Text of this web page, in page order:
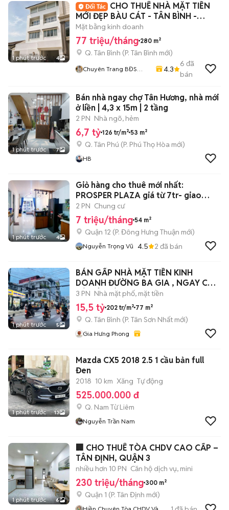
1 phút trước 4
CHO THUÊ NHÀ MẶT TIỀN
MỚI ĐẸP BÀU CÁT - TÂN BÌNH -
14X20M - 77 TRIỆU
Mặt bằng kinh doanh
77 triệu/tháng 280 m²
Q. Tân Bình (P. Tân Bình mới)
Chuyên Trang BĐS
4.3
6 đã
bán
1 phút trước 7
Bán nhà ngay chợ Tân Hương, nhà mới
ở liền | 4,3 x 15m | 2 tầng
2 PN Nhà ngõ, hẻm
6,7 tỷ 126 tr/m² 53 m²
Q. Tân Phú (P. Phú Thọ Hòa mới)
HB
1 phút trước 4
Giỏ hàng cho thuê mới nhất:
PROSPER PLAZA giá từ 7tr- giao
ngay
2 PN Chung cư
7 triệu/tháng 54 m²
Quận 12 (P. Đông Hưng Thuận mới)
Nguyễn Trọng Vũ 4.5 2 đã bán
1 phút trước 5
BÁN GẤP NHÀ MẶT TIỀN KINH
DOANH ĐƯỜNG BA GIA , NGAY CHỢ
VẢI TÂN BÌNH
3 PN Nhà mặt phố, mặt tiền
15,5 tỷ 202 tr/m² 77 m²
Q. Tân Bình (P. Tân Sơn Nhất mới)
Gia Hưng Phong
1 phút trước 13
Mazda CX5 2018 2.5 1 cầu bản full
Đen
2018 10 km Xăng Tự động
525.000.000 đ
Q. Nam Từ Liêm
Nguyễn Trần Nam
1 phút trước 6
🏢 CHO THUÊ TÒA CHDV CAO CẤP –
TÂN ĐỊNH, QUẬN 3
nhiều hơn 10 PN Căn hộ dịch vụ, mini
230 triệu/tháng 300 m²
Quận 1 (P. Tân Định mới)